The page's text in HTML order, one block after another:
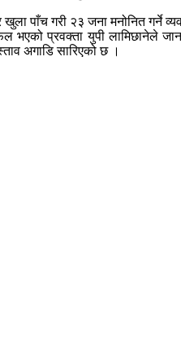
पाँच गरी २३ जना मनोनित गर्ने
भएको प्रवक्ता युपी लामिछानेले
अगाडि सारिएको छ ।